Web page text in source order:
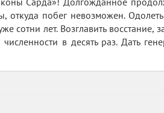
откуда побег невозможен.
сотни лет. Возглавить восстание,
в десять раз. Дать